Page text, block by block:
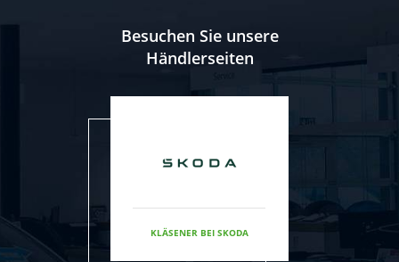
Besuchen Sie unsere
Händlerseiten
KLÄSENER BEI SKODA